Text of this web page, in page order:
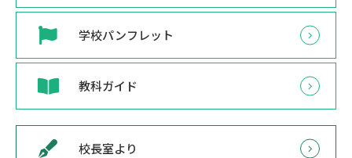
学校パンフレット
教科ガイド
校長室より